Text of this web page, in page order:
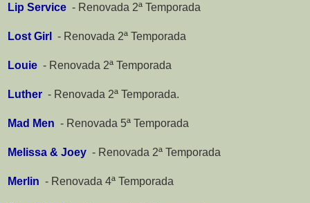
Lip Service - Renovada 2ª Temporada
Lost Girl - Renovada 2ª Temporada
Louie - Renovada 2ª Temporada
Luther - Renovada 2ª Temporada.
Mad Men - Renovada 5ª Temporada
Melissa & Joey - Renovada 2ª Temporada
Merlin - Renovada 4ª Temporada